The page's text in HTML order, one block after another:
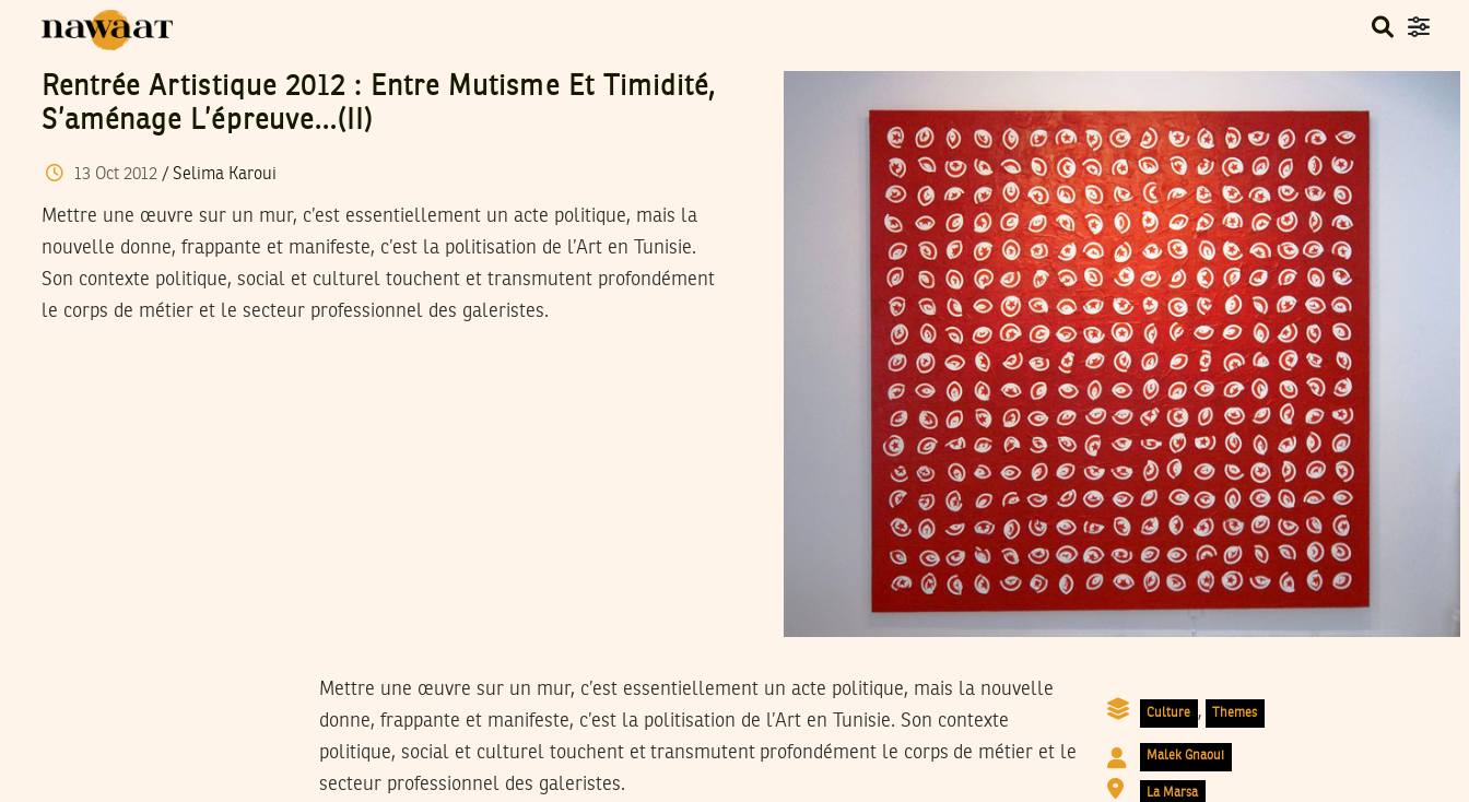
Rentrée Artistique 2012 : Entre Mutisme Et Timidité,
S’aménage L’épreuve…(II)
13 Oct 2012/ Selima Karoui
Mettre une œuvre sur un mur, c’est essentiellement un acte politique, mais la
nouvelle donne, frappante et manifeste, c’est la politisation de l’Art en Tunisie.
Son contexte politique, social et culturel touchent et transmutent profondément
le corps de métier et le secteur professionnel des galeristes.
Culture , Themes
Malek Gnaoui
La Marsa
Mettre une œuvre sur un mur, c’est essentiellement un acte politique, mais la nouvelle
donne, frappante et manifeste, c’est la politisation de l’Art en Tunisie. Son contexte
politique, social et culturel touchent et transmutent profondément le corps de métier et le
secteur professionnel des galeristes.